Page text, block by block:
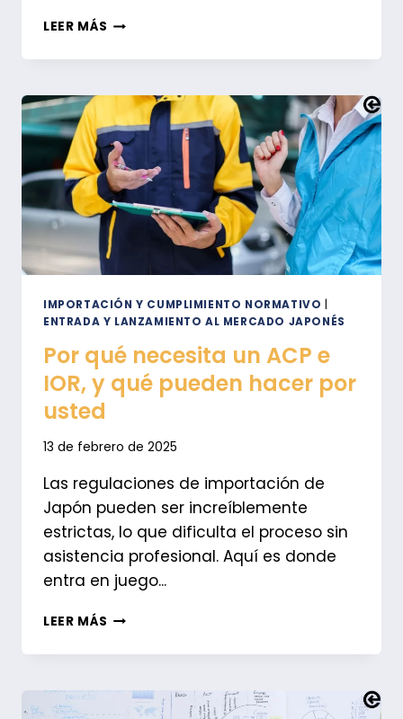
LEER MÁS LAS
JAPONESAS
EL
ACP
PARA
LAS
IMPORTACIONES:
LO
QUE
DEBE
SABER
IMPORTACIÓN Y CUMPLIMIENTO NORMATIVO
ENTRADA Y LANZAMIENTO AL MERCADO JAPONÉS
Por qué necesita un ACP e
IOR, y qué pueden hacer por
usted
13 de febrero de 2025
Las regulaciones de importación de
Japón pueden ser increíblemente
estrictas, lo que dificulta el proceso sin
asistencia profesional. Aquí es donde
entra en juego...
LEER MÁS POR
NECESITA
ACP